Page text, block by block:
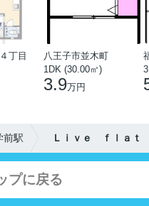
丁目
八王子市並木町
1DK (30.00㎡)
3.9万円
前駅 Ｌｉｖｅ ｆｌａｔ
プに戻る